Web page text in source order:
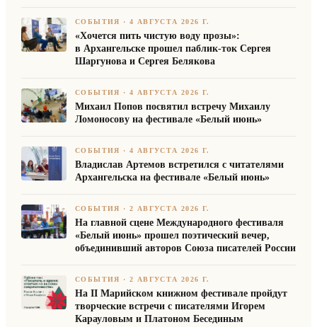
СОБЫТИЯ ·4 АВГУСТА 2026 Г.
«Хочется пить чистую воду прозы»:
в Архангельске прошел паблик-ток Сергея
Шаргунова и Сергея Белякова
СОБЫТИЯ ·4 АВГУСТА 2026 Г.
Михаил Попов посвятил встречу Михаилу
Ломоносову на фестивале «Белый июнь»
СОБЫТИЯ ·4 АВГУСТА 2026 Г.
Владислав Артемов встретился с читателями
Архангельска на фестивале «Белый июнь»
СОБЫТИЯ ·2 АВГУСТА 2026 Г.
На главной сцене Международного фестиваля
«Белый июнь» прошел поэтический вечер,
объединивший авторов Союза писателей России
СОБЫТИЯ ·2 АВГУСТА 2026 Г.
На II Марийском книжном фестивале пройдут
творческие встречи с писателями Игорем
Карауловым и Платоном Бесединым